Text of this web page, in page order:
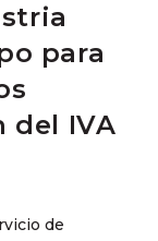
para
del IVA
de